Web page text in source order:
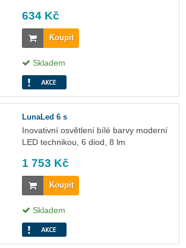
634 Kč
Koupit
Skladem
LunaLed 6 s
Inovativní osvětlení bílé barvy moderní
LED technikou, 6 diod, 8 lm
1 753 Kč
Koupit
Skladem